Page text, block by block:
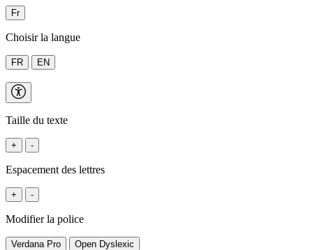
Fr
Choisir la langue
FR EN
Taille du texte
+ -
Espacement des lettres
+ -
Modifier la police
Verdana Pro Open Dyslexic